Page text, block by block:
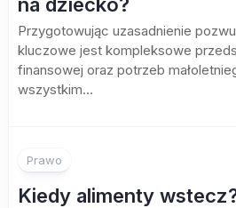
Przygotowując uzasadnienie
kluczowe jest kompleksowe
finansowej oraz potrzeb
wszystkim...
Prawo
Kiedy alimenty